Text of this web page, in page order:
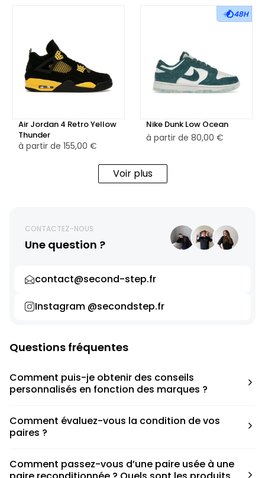
Air Jordan 4 Retro Yellow
Thunder
à partir de 155,00 €
48H
Nike Dunk Low Ocean
à partir de 80,00 €
Voir plus
CONTACTEZ-NOUS
Une question ?
contact@second-step.fr
Instagram @secondstep.fr
Questions fréquentes
Comment puis-je obtenir des conseils
personnalisés en fonction des marques ?
pour déterminer la taille appropriée, que ce soit une taille
en dessous, au-dessus ou correspondant à votre taille
Comment évaluez-vous la condition de vos
paires ?
défauts spécifiques de chaque paire.
Comment passez-vous d’une paire usée à une